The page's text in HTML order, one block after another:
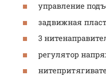
управление
задвижная
3
регулятор